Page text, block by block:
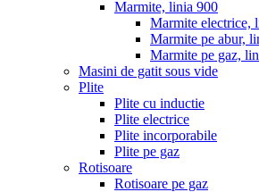
Marmite, linia 900
Marmite electrice,
Marmite pe abur,
Marmite pe gaz,
Masini de gatit sous vide
Plite
Plite cu inductie
Plite electrice
Plite incorporabile
Plite pe gaz
Rotisoare
Rotisoare pe gaz